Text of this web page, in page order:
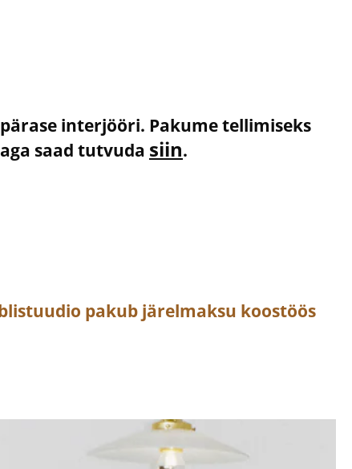
interjööri. Pakume tellimiseks
saad tutvuda siin.
pakub järelmaksu koostöös